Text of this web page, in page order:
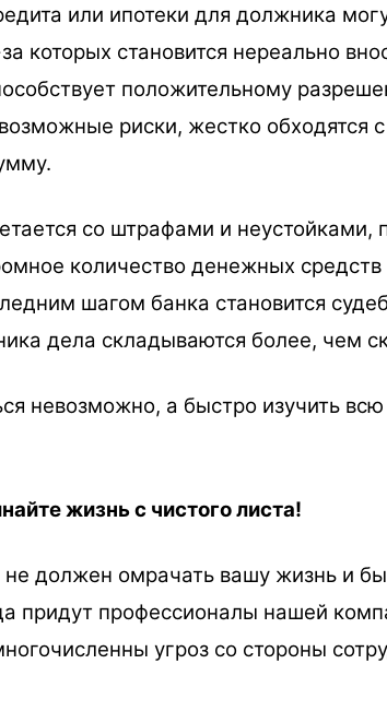
или ипотеки для должника
которых становится нереально
положительному
риски, жестко
со штрафами и
количество денежных
шагом банка становится
дела складываются более, чем
невозможно, а быстро изучить
жизнь с чистого листа!
должен омрачать вашу жизнь и
придут профессионалы нашей
угроз со стороны